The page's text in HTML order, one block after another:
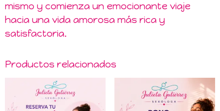
mismo y comienza un emocionante viaje
hacia una vida amorosa más rica y
satisfactoria.
Productos relacionados